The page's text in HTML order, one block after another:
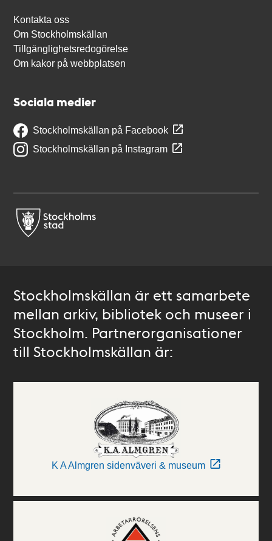
Kontakta oss
Om Stockholmskällan
Tillgänglighetsredogörelse
Om kakor på webbplatsen
Sociala medier
Stockholmskällan på Facebook
Stockholmskällan på Instagram
Stockholmskällan är ett samarbete
mellan arkiv, bibliotek och museer i
Stockholm. Partnerorganisationer
till Stockholmskällan är:
K A Almgren sidenväveri & museum